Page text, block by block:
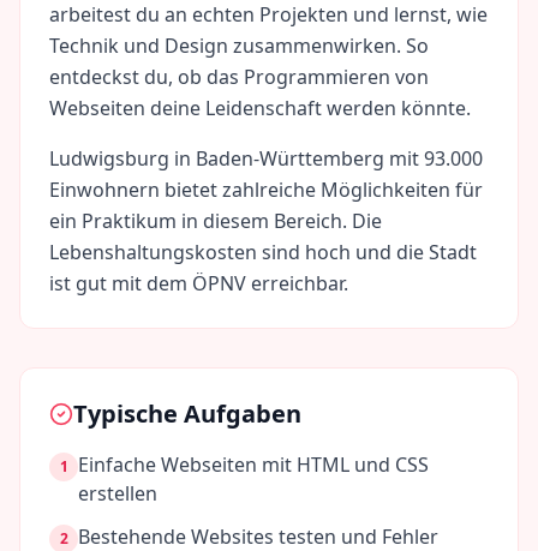
arbeitest du an echten Projekten und lernst, wie
Technik und Design zusammenwirken. So
entdeckst du, ob das Programmieren von
Webseiten deine Leidenschaft werden könnte.
Ludwigsburg in Baden-Württemberg mit93.000
Einwohnern bietet zahlreiche Möglichkeiten für
ein Praktikum in diesem Bereich. Die
Lebenshaltungskosten sind hoch und die Stadt
ist gut mit dem ÖPNV erreichbar.
Typische Aufgaben
1
Einfache Webseiten mit HTML und CSS
erstellen
2 Bestehende Websites testen und Fehler